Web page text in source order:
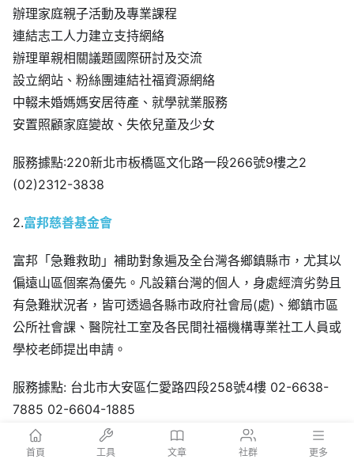
辦理家庭親子活動及專業課程
連結志工人力建立支持網絡
辦理單親相關議題國際研討及交流
設立網站、粉絲團連結社福資源網絡
中輟未婚媽媽安居待產、就學就業服務
安置照顧家庭變故、失依兒童及少女
服務據點:220新北市板橋區文化路一段266號9樓之2
(02)2312-3838
2.富邦慈善基金會
富邦「急難救助」補助對象遍及全台灣各鄉鎮縣市，尤其以
偏遠山區個案為優先。凡設籍台灣的個人，身處經濟劣勢且
有急難狀況者，皆可透過各縣市政府社會局(處)、鄉鎮市區
公所社會課、醫院社工室及各民間社福機構專業社工人員或
學校老師提出申請。
服務據點: 台北市大安區仁愛路四段258號4樓 02-6638-
7885 02-6604-1885
智邦公益館
首頁 工具 文章 社群 更多